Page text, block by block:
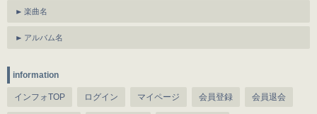
楽曲名
アルバム名
information
インフォTOP ログイン マイページ 会員登録 会員退会